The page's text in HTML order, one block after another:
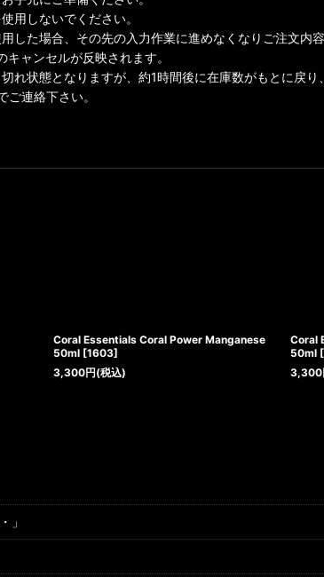
用しないでください。
した場合、その先の入力作業に進めなくなりご注文内
ャンセルが反映されます。
れ状態となりますが、約1時間後に在庫数がもとに戻り
連絡下さい。
Coral Essentials Coral Power Manganese
50ml [1603]
3,300円(税込)
Coral
50ml [
3,300
」